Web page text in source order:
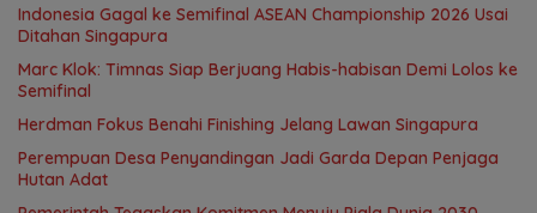
Indonesia Gagal ke Semifinal ASEAN Championship 2026 Usai
Ditahan Singapura
Marc Klok: Timnas Siap Berjuang Habis-habisan Demi Lolos ke
Semifinal
Herdman Fokus Benahi Finishing Jelang Lawan Singapura
Perempuan Desa Penyandingan Jadi Garda Depan Penjaga
Hutan Adat